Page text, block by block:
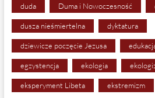
duda Duma i Nowoczesność
dusza nieśmiertelna dyktatura
dziewicze poczęcie Jezusa
egzystencja ekologia
eksperyment Libeta ekstremizm